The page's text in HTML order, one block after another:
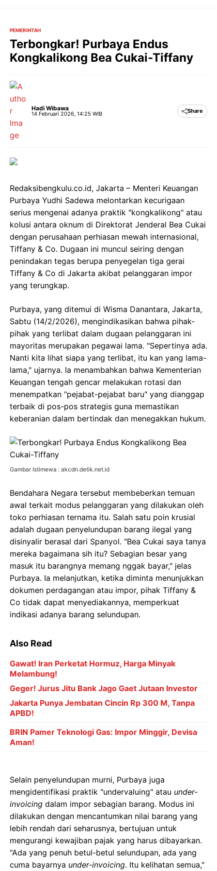
PEMERINTAH
Terbongkar! Purbaya Endus
Kongkalikong Bea Cukai-Tiffany
Hadi Wibawa
14 Februari 2026, 14:25 WIB Share
Redaksibengkulu.co.id, Jakarta – Menteri Keuangan
Purbaya Yudhi Sadewa melontarkan kecurigaan
serius mengenai adanya praktik "kongkalikong" atau
kolusi antara oknum di Direktorat Jenderal Bea Cukai
dengan perusahaan perhiasan mewah internasional,
Tiffany & Co. Dugaan ini muncul seiring dengan
penindakan tegas berupa penyegelan tiga gerai
Tiffany & Co di Jakarta akibat pelanggaran impor
yang terungkap.
Purbaya, yang ditemui di Wisma Danantara, Jakarta,
Sabtu (14/2/2026), mengindikasikan bahwa pihak-
pihak yang terlibat dalam dugaan pelanggaran ini
mayoritas merupakan pegawai lama. "Sepertinya ada.
Nanti kita lihat siapa yang terlibat, itu kan yang lama-
lama," ujarnya. Ia menambahkan bahwa Kementerian
Keuangan tengah gencar melakukan rotasi dan
menempatkan "pejabat-pejabat baru" yang dianggap
terbaik di pos-pos strategis guna memastikan
keberanian dalam bertindak dan menegakkan hukum.
Gambar Istimewa : akcdn.detik.net.id
Bendahara Negara tersebut membeberkan temuan
awal terkait modus pelanggaran yang dilakukan oleh
toko perhiasan ternama itu. Salah satu poin krusial
adalah dugaan penyelundupan barang ilegal yang
disinyalir berasal dari Spanyol. "Bea Cukai saya tanya
mereka bagaimana sih itu? Sebagian besar yang
masuk itu barangnya memang nggak bayar," jelas
Purbaya. Ia melanjutkan, ketika diminta menunjukkan
dokumen perdagangan atau impor, pihak Tiffany &
Co tidak dapat menyediakannya, memperkuat
indikasi adanya barang selundupan.
Also Read
Gawat! Iran Perketat Hormuz, Harga Minyak
Melambung!
Geger! Jurus Jitu Bank Jago Gaet Jutaan Investor
Jakarta Punya Jembatan Cincin Rp 300 M, Tanpa
APBD!
BRIN Pamer Teknologi Gas: Impor Minggir, Devisa
Aman!
Selain penyelundupan murni, Purbaya juga
mengidentifikasi praktik "undervaluing" atau under-
invoicing dalam impor sebagian barang. Modus ini
dilakukan dengan mencantumkan nilai barang yang
lebih rendah dari seharusnya, bertujuan untuk
mengurangi kewajiban pajak yang harus dibayarkan.
"Ada yang penuh betul-betul selundupan, ada yang
cuma bayarnya under-invoicing. Itu kelihatan semua,"